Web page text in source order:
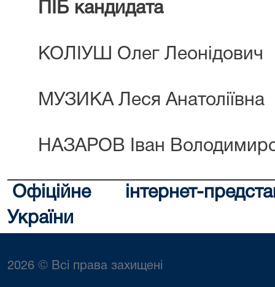
ПІБ кандидата
КОЛІУШ Олег Леонідович
МУЗИКА Леся Анатоліївна
НАЗАРОВ Іван
Офіційне інтернет-
України
2026 © Всі права захищені